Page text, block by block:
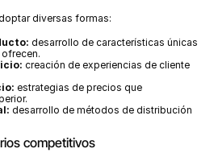
diversas formas:
desarrollo de características únicas
creación de experiencias de cliente
estrategias de precios que
desarrollo de métodos de distribución
competitivos